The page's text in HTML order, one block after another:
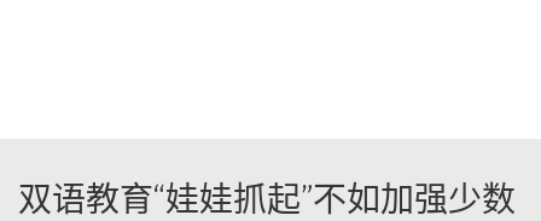
双语教育“娃娃抓起”不如加强少数